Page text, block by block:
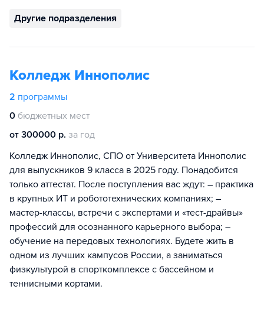
Другие подразделения
Колледж Иннополис
2 программы
0 бюджетных мест
от 300000 р. за год
Колледж Иннополис, СПО от Университета Иннополис
для выпускников 9 класса в 2025 году. Понадобится
только аттестат. После поступления вас ждут: – практика
в крупных ИТ и робототехнических компаниях; –
мастер-классы, встречи с экспертами и «тест-драйвы»
профессий для осознанного карьерного выбора; –
обучение на передовых технологиях. Будете жить в
одном из лучших кампусов России, а заниматься
физкультурой в спорткомплексе с бассейном и
теннисными кортами.